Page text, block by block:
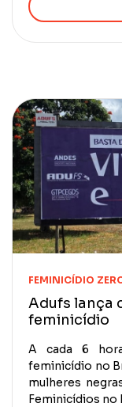
FEMINICÍDIO
Adufs lança
feminicídio
A cada 6
feminicídio no
mulheres
Feminicídios no